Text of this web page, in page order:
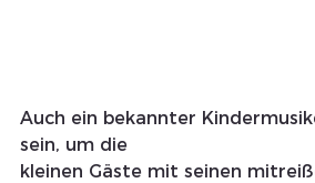
Auch ein bekannter
sein, um die
kleinen Gäste mit seinen